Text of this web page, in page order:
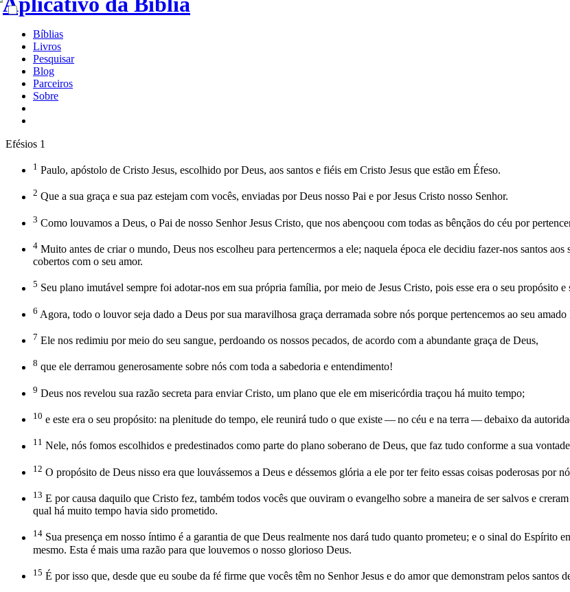
Bíblias
Livros
Pesquisar
Blog
Parceiros
Sobre
Efésios 1
1 Paulo, apóstolo de Cristo Jesus, escolhido por Deus, aos santos e fiéis em Cristo Jesus que estão em Éfeso.
2 Que a sua graça e sua paz estejam com vocês, enviadas por Deus nosso Pai e por Jesus Cristo nosso Senhor.
3 Como louvamos a Deus, o Pai de nosso Senhor Jesus Cristo, que nos abençoou com todas as bênçãos do céu por
4 Muito antes de criar o mundo, Deus nos escolheu para pertencermos a ele; naquela época ele decidiu fazer-nos santos
cobertos com o seu amor.
5 Seu plano imutável sempre foi adotar-nos em sua própria família, por meio de Jesus Cristo, pois esse era o seu propósito e
6 Agora, todo o louvor seja dado a Deus por sua maravilhosa graça derramada sobre nós porque pertencemos ao seu
7 Ele nos redimiu por meio do seu sangue, perdoando os nossos pecados, de acordo com a abundante graça de Deus,
8 que ele derramou generosamente sobre nós com toda a sabedoria e entendimento!
9 Deus nos revelou sua razão secreta para enviar Cristo, um plano que ele em misericórdia traçou há muito tempo;
10 e este era o seu propósito: na plenitude do tempo, ele reunirá tudo o que existe — no céu e na terra — debaixo da
11 Nele, nós fomos escolhidos e predestinados como parte do plano soberano de Deus, que faz tudo conforme a sua
12 O propósito de Deus nisso era que louvássemos a Deus e déssemos glória a ele por ter feito essas coisas poderosas por
13 E por causa daquilo que Cristo fez, também todos vocês que ouviram o evangelho sobre a maneira de ser salvos e
qual há muito tempo havia sido prometido.
14 Sua presença em nosso íntimo é a garantia de que Deus realmente nos dará tudo quanto prometeu; e o sinal do Espírito
mesmo. Esta é mais uma razão para que louvemos o nosso glorioso Deus.
15 É por isso que, desde que eu soube da fé firme que vocês têm no Senhor Jesus e do amor que demonstram pelos santos